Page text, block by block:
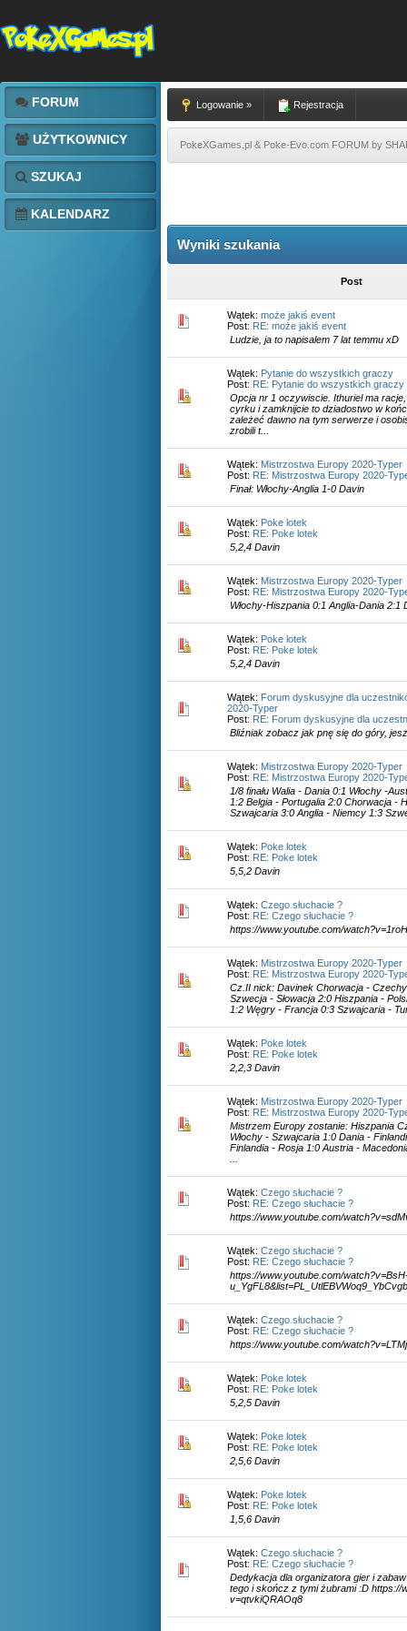
FORUM
UŻYTKOWNICY
SZUKAJ
KALENDARZ
Logowanie » Rejestracja
PokeXGames.pl & Poke-Evo.com FORUM by
Wyniki szukania
Post
Wątek: może jakiś event
Post: RE: może jakiś event
Ludzie, ja to napisalem 7 lat temmu xD
Wątek: Pytanie do wszystkich graczy
Post: RE: Pytanie do wszystkich graczy
Opcja nr 1 oczywiscie. Ithuriel ma
cyrku i zamknijcie to dziadostwo w
zależeć dawno na tym serwerze i
zrobili t...
Wątek: Mistrzostwa Europy 2020-Typer
Post: RE: Mistrzostwa Europy 2020-
Finał: Włochy-Anglia 1-0 Davin
Wątek: Poke lotek
Post: RE: Poke lotek
5,2,4 Davin
Wątek: Mistrzostwa Europy 2020-Typer
Post: RE: Mistrzostwa Europy 2020-
Włochy-Hiszpania 0:1 Anglia-Dania 2:1
Wątek: Poke lotek
Post: RE: Poke lotek
5,2,4 Davin
Wątek: Forum dyskusyjne dla
2020-Typer
Post: RE: Forum dyskusyjne dla
Bliźniak zobacz jak pnę się do góry,
Wątek: Mistrzostwa Europy 2020-Typer
Post: RE: Mistrzostwa Europy 2020-
1/8 finału Walia - Dania 0:1 Włochy -
1:2 Belgia - Portugalia 2:0 Chorwacja -
Szwajcaria 3:0 Anglia - Niemcy 1:3
Wątek: Poke lotek
Post: RE: Poke lotek
5,5,2 Davin
Wątek: Czego słuchacie ?
Post: RE: Czego słuchacie ?
https://www.youtube.com/
Wątek: Mistrzostwa Europy 2020-Typer
Post: RE: Mistrzostwa Europy 2020-
Cz.II nick: Davinek Chorwacja -
Szwecja - Słowacja 2:0 Hiszpania -
1:2 Węgry - Francja 0:3 Szwajcaria -
Wątek: Poke lotek
Post: RE: Poke lotek
2,2,3 Davin
Wątek: Mistrzostwa Europy 2020-Typer
Post: RE: Mistrzostwa Europy 2020-
Mistrzem Europy zostanie: Hiszpania
Włochy - Szwajcaria 1:0 Dania -
Finlandia - Rosja 1:0 Austria -
Wątek: Czego słuchacie ?
Post: RE: Czego słuchacie ?
https://www.youtube.com/
Wątek: Czego słuchacie ?
Post: RE: Czego słuchacie ?
https://www.youtube.com/
Wątek: Czego słuchacie ?
Post: RE: Czego słuchacie ?
https://www.youtube.com/
Wątek: Poke lotek
Post: RE: Poke lotek
5,2,5 Davin
Wątek: Poke lotek
Post: RE: Poke lotek
2,5,6 Davin
Wątek: Poke lotek
Post: RE: Poke lotek
1,5,6 Davin
Wątek: Czego słuchacie ?
Post: RE: Czego słuchacie ?
Dedykacja dla organizatora gier i
tego i skończ z tymi żubrami :D https://
v=qtvkiQRAOq8